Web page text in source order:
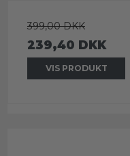
399,00 DKK
239,40 DKK
VIS PRODUKT